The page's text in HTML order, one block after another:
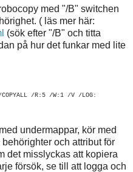
med "/B" switchen
( läs mer här:
(sök efter "/B" och titta
på hur det funkar med lite
/R:5 /W:1 /V /LOG:
undermappar, kör med
och attribut för
det misslyckas att kopiera
försök, se till att logga och